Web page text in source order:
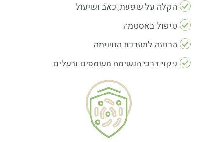
הקלה על שפעת, כאב ושיעול
טיפול באסטמה
הרגעה למערכת הנשימה
ניקוי דרכי הנשימה מעומסים ורעלים